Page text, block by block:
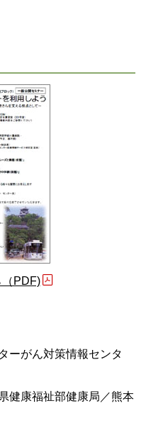
PDF)
ーがん対策情報センタ
健康福祉部健康局／熊本